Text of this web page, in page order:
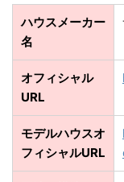
ハウスメーカー
名
オフィシャル
URL
モデルハウスオ
フィシャルURL